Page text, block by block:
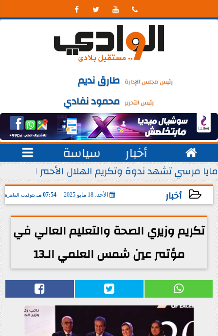
   
رئيس مجلس الإدارة طارق نديم
رئيس التحرير محمود نفادي
 أخبار سياسة 
يوليو من كل عام
مايا مرسي تشهد ندوة وتكريم الهلال الأحمر
أخبار الأحد، 18 مايو 2025 07:54 مـ بتوقيت القاهرة
2025-05-18 19:54:25
تكريم وزيري الصحة والتعليم العالي في
مؤتمر عين شمس العلمي الـ13